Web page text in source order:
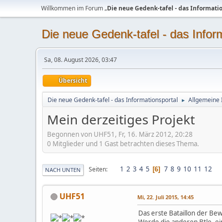
Willkommen im Forum „Die neue Gedenk-tafel - das
Die neue Gedenk-tafel - das
Sa, 08. August 2026, 03:47
Übersicht
Die neue Gedenk-tafel - das Informationsportal ► Allgemeine
Mein derzeitiges Projekt
Begonnen von UHF51, Fr, 16. März 2012, 20:28
0 Mitglieder und 1 Gast betrachten dieses Thema.
NACH UNTEN Seiten 1 2 3 4 5 6 7 8 9 10 11 12
UHF51 Mi, 22. Juli 2015, 14:45
Das erste Bataillon der